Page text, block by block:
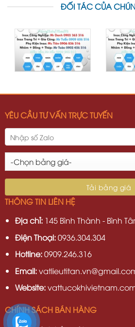
ĐỐI TÁC CỦA
YÊU CẦU TƯ VẤN TRỰC TUYẾN
THÔNG TIN LIÊN HỆ
Địa chỉ:145 Bình Thành - Bình
Điện Thoại:0936.304.304
Hotline:0909.246.316
Email:
Website:
CHÍNH SÁCH BÁN HÀNG